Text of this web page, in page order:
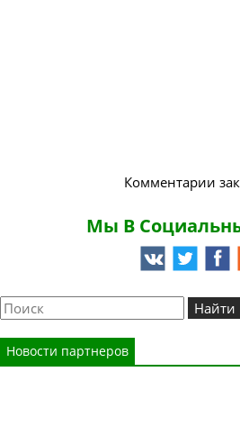
Комментарии
Мы В
Новости партнеров